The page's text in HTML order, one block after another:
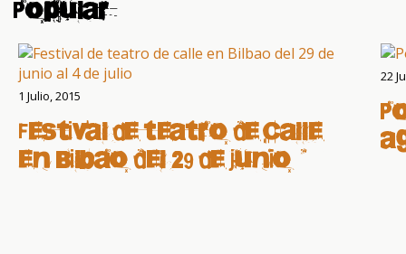
Popular
1 Julio, 2015
Festival de teatro de calle
en Bilbao del 29 de junio al
22